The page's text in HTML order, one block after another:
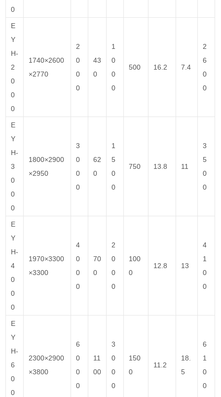
0
E
Y
H-
2
0
0
0
1740×2600
×2770
2
0
0
0
43
0
1
0
0
0
500 16.2 7.4
2
6
0
0
E
Y
H-
3
0
0
0
1800×2900
×2950
3
0
0
0
62
0
1
5
0
0
750 13.8 11
3
5
0
0
E
Y
H-
4
0
0
0
1970×3300
×3300
4
0
0
0
70
0
2
0
0
0
100
0
12.8 13
4
1
0
0
E
Y
H-
6
0
0
2300×2900
×3800
6
0
0
0
11
00
3
0
0
0
150
0
11.2
18.
5
6
1
0
0